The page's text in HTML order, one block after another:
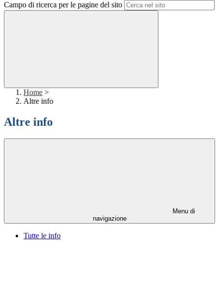
Campo di ricerca per le pagine del sito
Home >
Altre info
Altre info
Menu di
navigazione
Tutte le info